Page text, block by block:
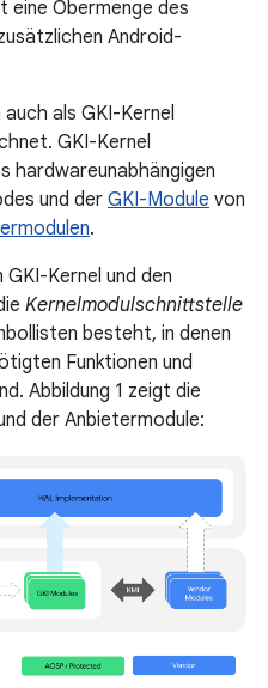
Obermenge des
Android-
als GKI-Kernel
GKI-Kernel
hardwareunabhängigen
und der GKI-Module von
.
Kernel und den
Kernelmodulschnittstelle
besteht, in denen
Funktionen und
Abbildung 1 zeigt die
der Anbietermodule: